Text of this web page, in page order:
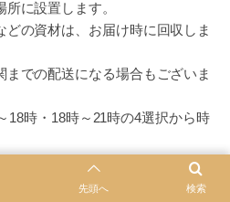
に設置します。
の資材は、お届け時に回収しま
での配送になる場合もございま
18時・18時～21時の4選択から時
での配送になる場合もございま
検索
先頭へ